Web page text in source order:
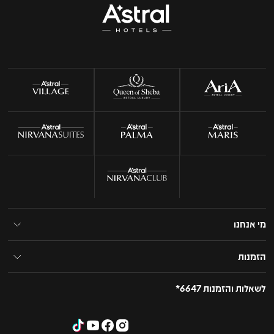
מי אנחנו
הזמנות
לשאלות והזמנות 6647*